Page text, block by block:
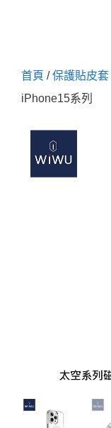
首頁 /保護貼皮套
iPhone15系列